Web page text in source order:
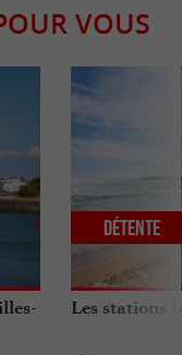
VOUS
Les stations
Détente